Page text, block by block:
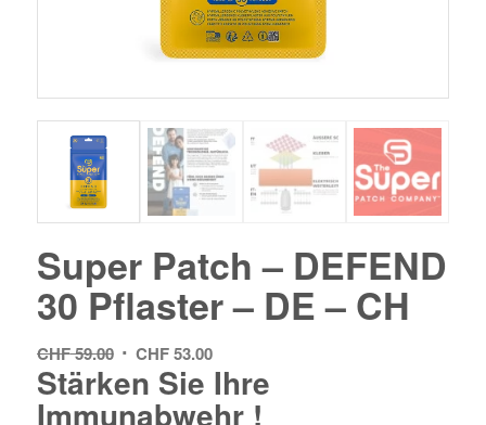
Super Patch – DEFEND
30 Pflaster – DE – CH
CHF59.00 Le
prix
initial
CHF53.00Le
prix
actuel
Stärken Sie Ihre
Immunabwehr !